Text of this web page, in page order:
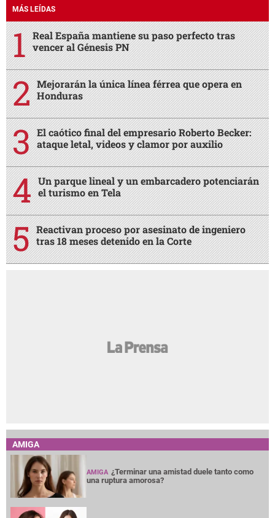
MÁS LEÍDAS
Real España mantiene su paso perfecto tras
vencer al Génesis PN
Mejorarán la única línea férrea que opera en
Honduras
El caótico final del empresario Roberto Becker:
ataque letal, videos y clamor por auxilio
Un parque lineal y un embarcadero potenciarán
el turismo en Tela
Reactivan proceso por asesinato de ingeniero
tras 18 meses detenido en la Corte
AMIGA
AMIGA ¿Terminar una amistad duele tanto como
una ruptura amorosa?